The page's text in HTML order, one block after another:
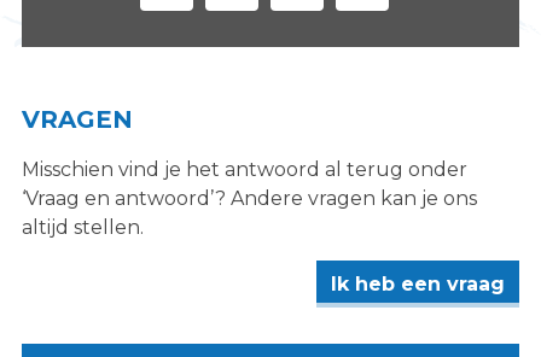
VRAGEN
Misschien vind je het antwoord al terug onder
‘Vraag en antwoord’? Andere vragen kan je ons
altijd stellen.
Ik heb een vraag